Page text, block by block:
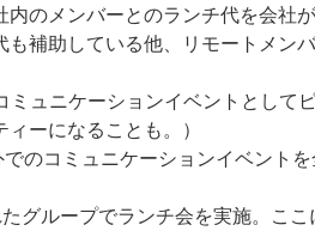
のメンバーとのランチ代を会社が
補助している他、リモートメン
ュニケーションイベントとして
ーになることも。）
のコミュニケーションイベントを
グループでランチ会を実施。こ